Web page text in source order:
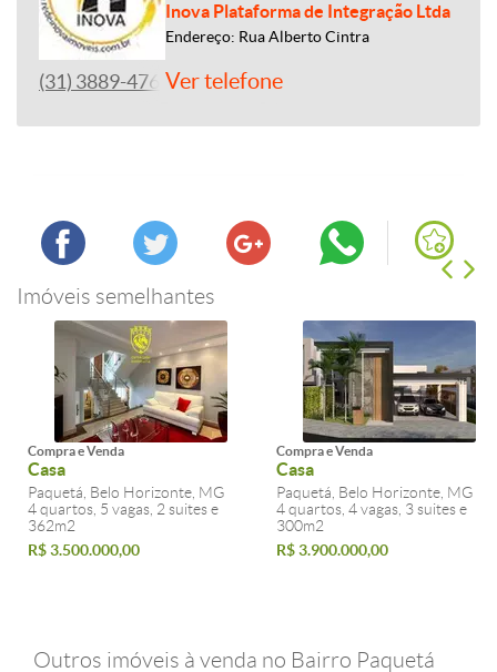
Inova Plataforma de Integração Ltda
Endereço: Rua Alberto Cintra
(31) 3889-4765Ver telefone
Imóveis semelhantes
Compra e Venda
Casa
Paquetá, Belo Horizonte, MG
4 quartos, 5 vagas, 2 suites e
362m2
R$ 3.500.000,00
Compra e Venda
Casa
Paquetá, Belo Horizonte, MG
4 quartos, 4 vagas, 3 suites e
300m2
R$ 3.900.000,00
Outros imóveis à venda no Bairro Paquetá